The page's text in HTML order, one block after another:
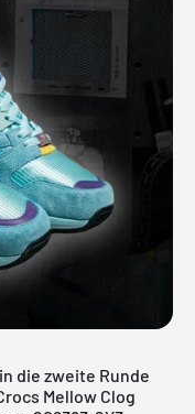
die zweite Runde
Mellow Clog